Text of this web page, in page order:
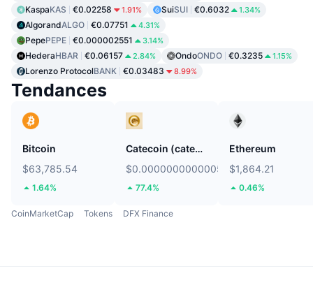
KaspaKAS €0.02258 1.91% SuiSUI €0.6032 1.34%
AlgorandALGO €0.07751 4.31%
PepePEPE €0.000002551 3.14%
HederaHBAR €0.06157 2.84% OndoONDO €0.3235 1.15%
Lorenzo ProtocolBANK €0.03483 8.99%
Tendances
Bitcoin
$63,785.54
1.64%
Catecoin (catecoin.shop)
$0.0000000000005281
77.4%
Ethereum
$1,864.21
0.46%
CoinMarketCap Tokens DFX Finance